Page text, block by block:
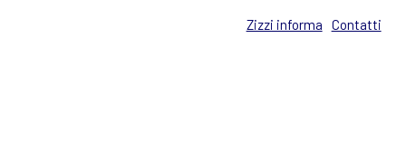
Contatti
Zizzi informa